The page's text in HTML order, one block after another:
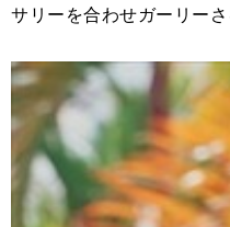
サリーを合わせガーリー